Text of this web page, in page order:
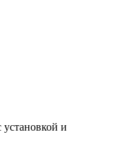
установкой и